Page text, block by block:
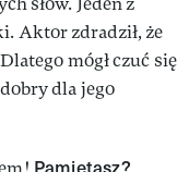
Aktor zdradził, że
mógł czuć się
dla jego
Pamiętasz?